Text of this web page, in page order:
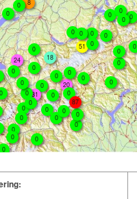
0
0
0
0
0
0
0
51
0
0
0
0
18
0
20
0
0
0
0
0
0
0
0
0
0
8
0
0
0
0
24
31
0
0
0
0
87
0
0
0
0
0
0
0
0
0